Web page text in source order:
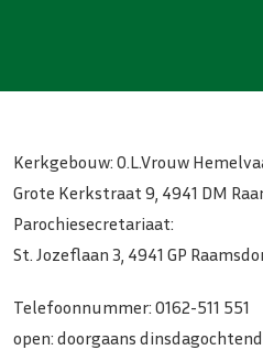
Kerkgebouw: O.L.Vrouw
Grote Kerkstraat 9, 4941 DM
Parochiesecretariaat:
St. Jozeflaan 3, 4941 GP
Telefoonnummer: 0162-511 551
open: doorgaans